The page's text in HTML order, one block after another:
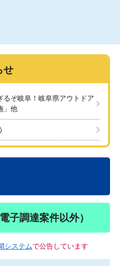
せ
るぞ岐阜！岐阜県アウトドア
」他
子調達案件以外）
システムで公告しています